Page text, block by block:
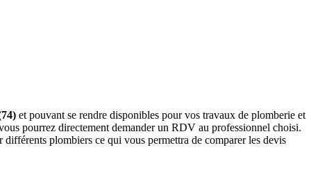
et pouvant se rendre disponibles pour vos travaux de plomberie et
pourrez directement demander un RDV au professionnel choisi.
plombiers ce qui vous permettra de comparer les devis